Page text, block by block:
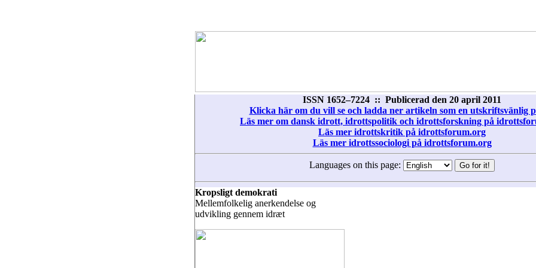
ISSN 1652–7224 :: Publicerad den 20 april 2011
Klicka här om du vill se och ladda ner artikeln som en utskriftsvänlig
Läs mer om dansk idrott, idrottspolitik och idrottsforskning på
Läs mer idrottskritik på idrottsforum.org
Läs mer idrottssociologi på idrottsforum.org
Languages on this page:
Kropsligt demokrati
Mellemfolkelig anerkendelse og
udvikling gennem idræt